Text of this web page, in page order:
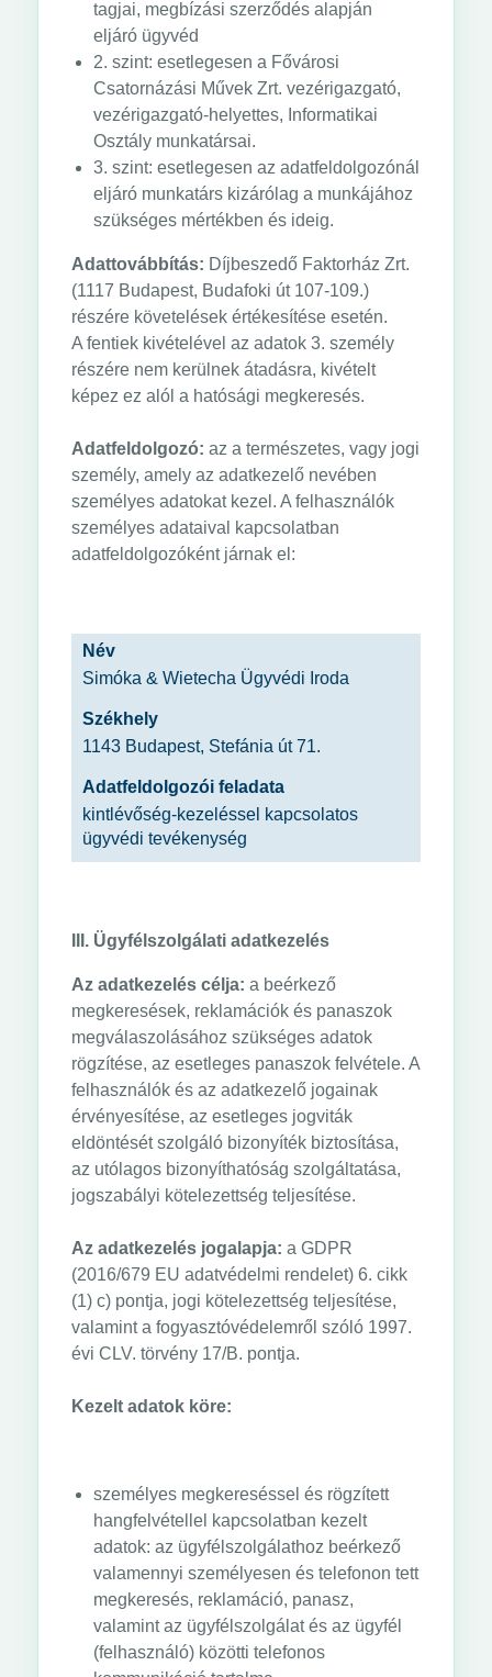
tagjai, megbízási szerződés alapján
eljáró ügyvéd
2. szint: esetlegesen a Fővárosi
Csatornázási Művek Zrt. vezérigazgató,
vezérigazgató-helyettes, Informatikai
Osztály munkatársai.
3. szint: esetlegesen az adatfeldolgozónál
eljáró munkatárs kizárólag a munkájához
szükséges mértékben és ideig.
Adattovábbítás: Díjbeszedő Faktorház Zrt.
(1117 Budapest, Budafoki út 107-109.)
részére követelések értékesítése esetén.
A fentiek kivételével az adatok 3. személy
részére nem kerülnek átadásra, kivételt
képez ez alól a hatósági megkeresés.
Adatfeldolgozó: az a természetes, vagy jogi
személy, amely az adatkezelő nevében
személyes adatokat kezel. A felhasználók
személyes adataival kapcsolatban
adatfeldolgozóként járnak el:
Simóka & Wietecha Ügyvédi Iroda
Név
1143 Budapest, Stefánia út 71.
Székhely
kintlévőség-kezeléssel kapcsolatos
ügyvédi tevékenység
Adatfeldolgozói feladata
III. Ügyfélszolgálati adatkezelés
Az adatkezelés célja: a beérkező
megkeresések, reklamációk és panaszok
megválaszolásához szükséges adatok
rögzítése, az esetleges panaszok felvétele. A
felhasználók és az adatkezelő jogainak
érvényesítése, az esetleges jogviták
eldöntését szolgáló bizonyíték biztosítása,
az utólagos bizonyíthatóság szolgáltatása,
jogszabályi kötelezettség teljesítése.
Az adatkezelés jogalapja: a GDPR
(2016/679 EU adatvédelmi rendelet) 6. cikk
(1) c) pontja, jogi kötelezettség teljesítése,
valamint a fogyasztóvédelemről szóló 1997.
évi CLV. törvény 17/B. pontja.
Kezelt adatok köre:
személyes megkereséssel és rögzített
hangfelvétellel kapcsolatban kezelt
adatok: az ügyfélszolgálathoz beérkező
valamennyi személyesen és telefonon tett
megkeresés, reklamáció, panasz,
valamint az ügyfélszolgálat és az ügyfél
(felhasználó) közötti telefonos